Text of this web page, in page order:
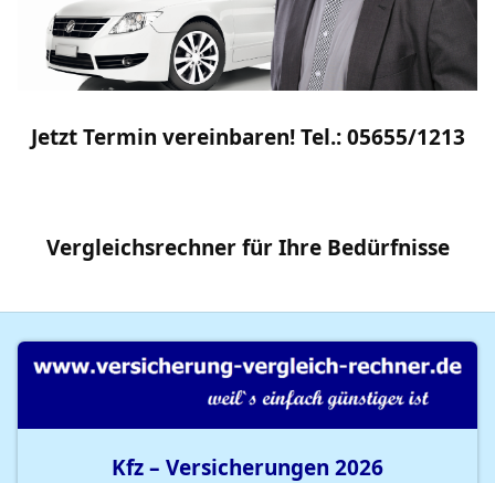
Jetzt Termin vereinbaren! Tel.: 05655/1213
Vergleichsrechnerfür Ihre Bedürfnisse
Kfz – Versicherungen 2026